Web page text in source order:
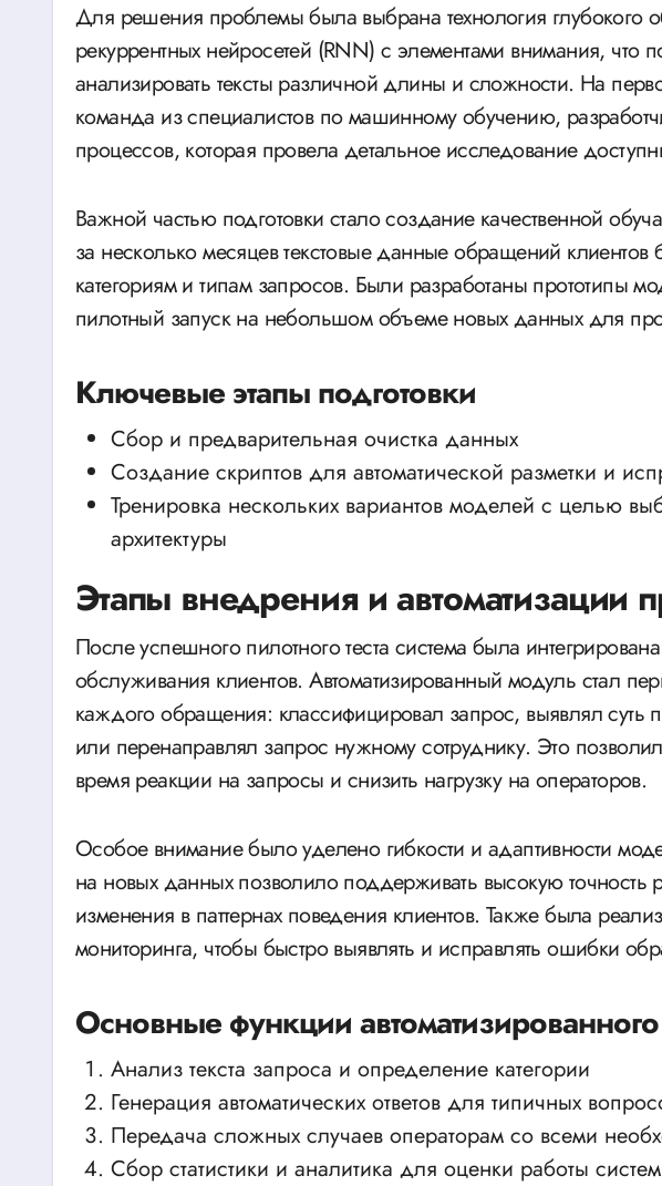
Для решения проблемы была выбрана технология глубокого
рекуррентных нейросетей (RNN) с элементами внимания, что
анализировать тексты различной длины и сложности. На
команда из специалистов по машинному обучению,
процессов, которая провела детальное исследование
Важной частью подготовки стало создание качественной
за несколько месяцев текстовые данные обращений
категориям и типам запросов. Были разработаны прототипы
пилотный запуск на небольшом объеме новых данных для
Ключевые этапы подготовки
Сбор и предварительная очистка данных
Создание скриптов для автоматической разметки и
Тренировка нескольких вариантов моделей с целью
архитектуры
Этапы внедрения и автоматизации
После успешного пилотного теста система была
обслуживания клиентов. Автоматизированный модуль стал
каждого обращения: классифицировал запрос, выявлял суть
или перенаправлял запрос нужному сотруднику. Это
время реакции на запросы и снизить нагрузку на операторов.
Особое внимание было уделено гибкости и адаптивности
на новых данных позволило поддерживать высокую точность
изменения в паттернах поведения клиентов. Также была
мониторинга, чтобы быстро выявлять и исправлять ошибки
Основные функции
Анализ текста запроса и определение категории
Генерация автоматических ответов для типичных
Передача сложных случаев операторам со всеми
Сбор статистики и аналитика для оценки работы